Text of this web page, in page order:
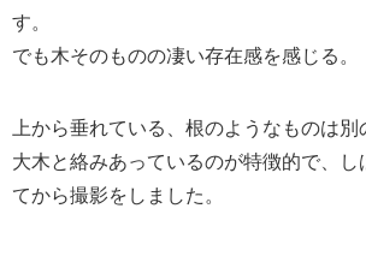
す。
でも木そのものの凄い存在感を感じる。
上から垂れている、根のようなものは別
大木と絡みあっているのが特徴的で、し
てから撮影をしました。